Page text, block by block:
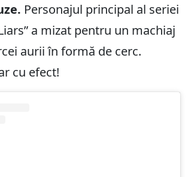
Personajul principal al seriei
a mizat pentru un machiaj
aurii în formă de cerc.
cu efect!